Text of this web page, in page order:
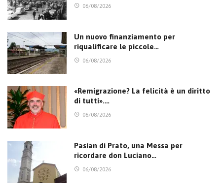
06/08/2026
Un nuovo finanziamento per
riqualificare le piccole…
06/08/2026
«Remigrazione? La felicità è un diritto
di tutti».…
06/08/2026
Pasian di Prato, una Messa per
ricordare don Luciano…
06/08/2026